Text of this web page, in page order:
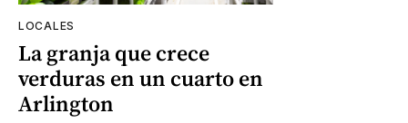
LOCALES
La granja que crece
verduras en un cuarto en
Arlington